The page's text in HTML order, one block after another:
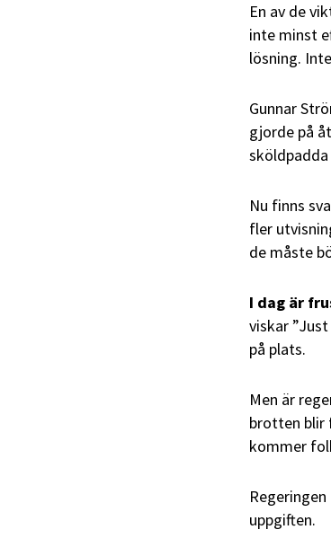
En av de
inte minst
lösning.
Gunnar
gjorde på
sköldpadda
Nu finns
fler
de måste
I dag är
viskar
på plats.
Men är
brotten blir
kommer
uppgiften.